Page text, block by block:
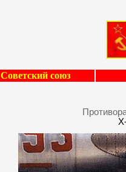
Советский союз